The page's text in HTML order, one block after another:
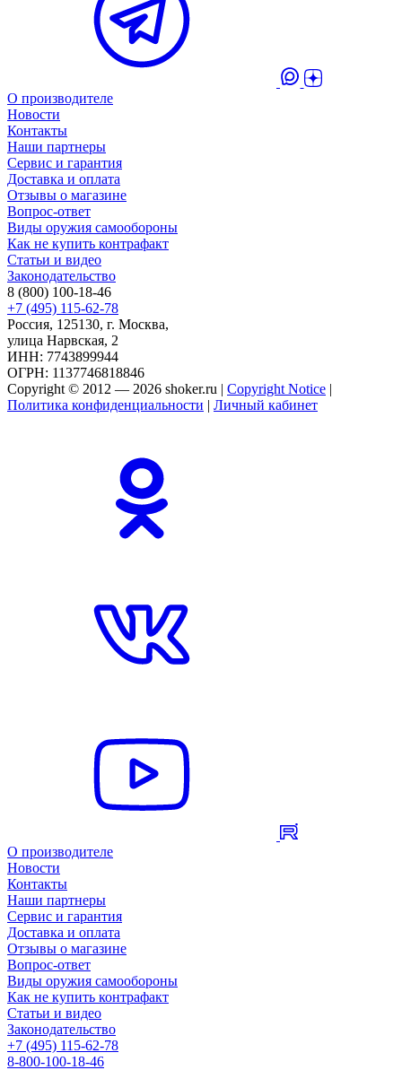
О производителе
Новости
Контакты
Наши партнеры
Сервис и гарантия
Доставка и оплата
Отзывы о магазине
Вопрос-ответ
Виды оружия самообороны
Как не купить контрафакт
Статьи и видео
Законодательство
8 (800) 100-18-46
+7 (495) 115-62-78
Россия, 125130, г. Москва,
улица Нарвская, 2
ИНН: 7743899944
ОГРН: 1137746818846
Copyright © 2012 — 2026 shoker.ru | Copyright Notice |
Политика конфиденциальности | Личный кабинет
О производителе
Новости
Контакты
Наши партнеры
Сервис и гарантия
Доставка и оплата
Отзывы о магазине
Вопрос-ответ
Виды оружия самообороны
Как не купить контрафакт
Статьи и видео
Законодательство
+7 (495) 115-62-78
8-800-100-18-46